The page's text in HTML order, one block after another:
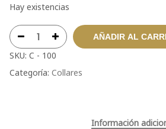
Hay existencias
AÑADIR AL
SKU: C - 100
Categoría: Collares
Información